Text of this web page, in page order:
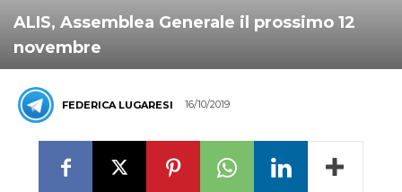
ALIS, Assemblea Generale il prossimo 12
novembre
FEDERICA LUGARESI 16/10/2019